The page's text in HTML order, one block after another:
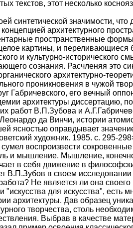
текстов, этот несколько
синтетической значимости,
архитектурного
пространственные
картины, и
и культурно-исторического
сознания. Расчленяя это
архитектурно-
проникновения в чужой
Габричевского, его вечный
архитектуры диссертацию,
работ В.П.Зубова и
да Винчи, истории
ясностью оправдывает
художник. 1985. с. 295-
воспроизвести
и мышление. Мышление,
в себя движение в
В.П.Зубов в своем
Не является ли она
для искусства",
архитектуры. Дав образец
творчества, столь
Выбрав в качестве